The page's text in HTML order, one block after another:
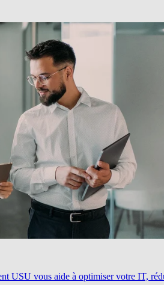
USU vous aide à optimiser votre IT,